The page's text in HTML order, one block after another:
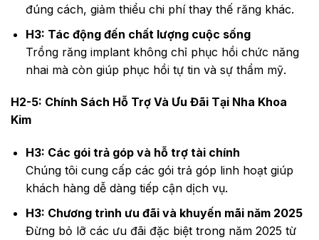
đúng cách, giảm thiểu chi phí thay thế răng khác.
H3: Tác động đến chất lượng cuộc sống
Trồng răng implant không chỉ phục hồi chức năng
nhai mà còn giúp phục hồi tự tin và sự thẩm mỹ.
H2-5: Chính Sách Hỗ Trợ Và Ưu Đãi Tại Nha Khoa
Kim
H3: Các gói trả góp và hỗ trợ tài chính
Chúng tôi cung cấp các gói trả góp linh hoạt giúp
khách hàng dễ dàng tiếp cận dịch vụ.
H3: Chương trình ưu đãi và khuyến mãi năm 2025
Đừng bỏ lỡ các ưu đãi đặc biệt trong năm 2025 từ